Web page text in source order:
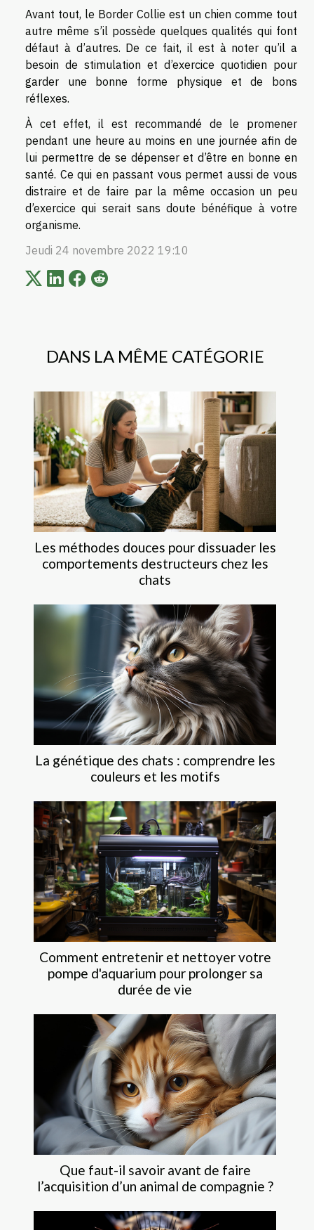
DANS LA MÊME CATÉGORIE
Les méthodes douces pour dissuader les
comportements destructeurs chez les
chats
La génétique des chats : comprendre les
couleurs et les motifs
Comment entretenir et nettoyer votre
pompe d'aquarium pour prolonger sa
durée de vie
Que faut-il savoir avant de faire
l’acquisition d’un animal de compagnie ?
Avant tout, le Border Collie est un chien comme tout
autre même s’il possède quelques qualités qui font
défaut à d’autres. De ce fait, il est à noter qu’il a
besoin de stimulation et d’exercice quotidien pour
garder une bonne forme physique et de bons
réflexes.
À cet effet, il est recommandé de le promener
pendant une heure au moins en une journée afin de
lui permettre de se dépenser et d’être en bonne en
santé. Ce qui en passant vous permet aussi de vous
distraire et de faire par la même occasion un peu
d’exercice qui serait sans doute bénéfique à votre
organisme.
Jeudi 24 novembre 2022 19:10